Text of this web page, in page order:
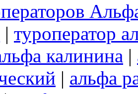
| туроператор
калинина |
| альфа